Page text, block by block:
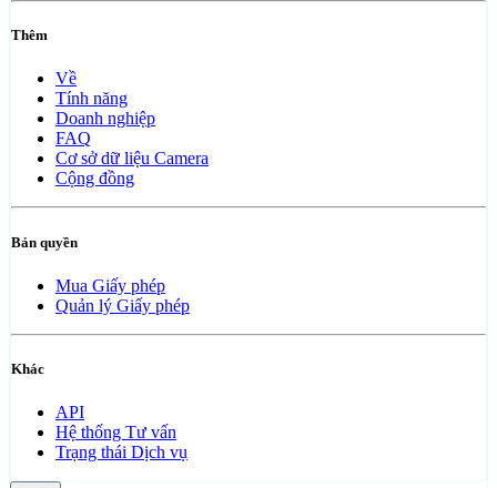
Thêm
Về
Tính năng
Doanh nghiệp
FAQ
Cơ sở dữ liệu Camera
Cộng đồng
Bản quyền
Mua Giấy phép
Quản lý Giấy phép
Khác
API
Hệ thống Tư vấn
Trạng thái Dịch vụ